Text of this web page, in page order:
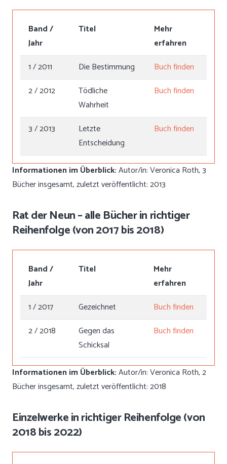
Band /
Jahr
Titel
Mehr
erfahren
1 / 2011
Die Bestimmung
Buch finden
2 / 2012
Tödliche
Wahrheit
Buch finden
3 / 2013
Letzte
Entscheidung
Buch finden
Informationen im Überblick:Autor/in: Veronica Roth, 3
Bücher insgesamt, zuletzt veröffentlicht: 2013
Rat der Neun – alle Bücher in richtiger
Reihenfolge (von 2017 bis 2018)
Band /
Jahr
Titel
Mehr
erfahren
1 / 2017
Gezeichnet
Buch finden
2 / 2018
Gegen das
Schicksal
Buch finden
Informationen im Überblick:Autor/in: Veronica Roth, 2
Bücher insgesamt, zuletzt veröffentlicht: 2018
Einzelwerke in richtiger Reihenfolge (von
2018 bis 2022)